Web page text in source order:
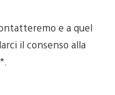
e a quel
il consenso alla